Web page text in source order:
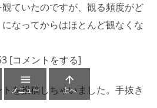
ていたのですが、観る頻度がど
なってからはほとんど観なくな
[コメントをする]
を投稿しちゃいました。手抜き

メニュー

上へ